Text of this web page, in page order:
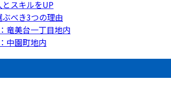
スキルをUP
べき3つの理由
竜美台一丁目地内
中園町地内